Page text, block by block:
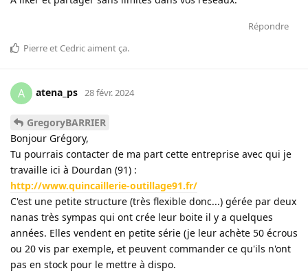
Répondre
Pierreet Cedricaiment ça.
A atena_ps 28 févr. 2024
GregoryBARRIER
Bonjour Grégory,
Tu pourrais contacter de ma part cette entreprise avec qui je
travaille ici à Dourdan (91) :
http://www.quincaillerie-outillage91.fr/
C'est une petite structure (très flexible donc...) gérée par deux
nanas très sympas qui ont crée leur boite il y a quelques
années. Elles vendent en petite série (je leur achète 50 écrous
ou 20 vis par exemple, et peuvent commander ce qu'ils n'ont
pas en stock pour le mettre à dispo.